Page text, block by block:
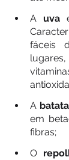
A uva
fáceis
A
em
fibras;
O